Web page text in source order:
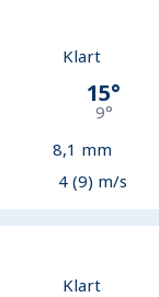
Klart
15°
9°
8,1 mm
4 (9) m/s
Klart